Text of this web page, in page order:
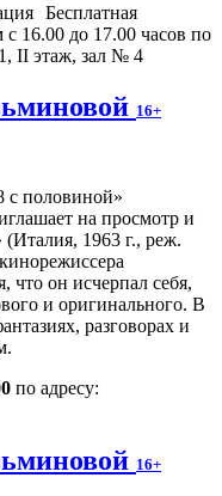
Бесплатная
с 16.00 до 17.00 часов по
II этаж, зал № 4
16+
на просмотр и
1963 г., реж.
что он исчерпал себя,
и оригинального. В
разговорах и
по адресу:
16+